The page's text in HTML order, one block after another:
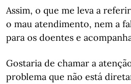
Assim, o que me leva a
o mau atendimento, nem a
para os doentes e
Gostaria de chamar a
problema que não está